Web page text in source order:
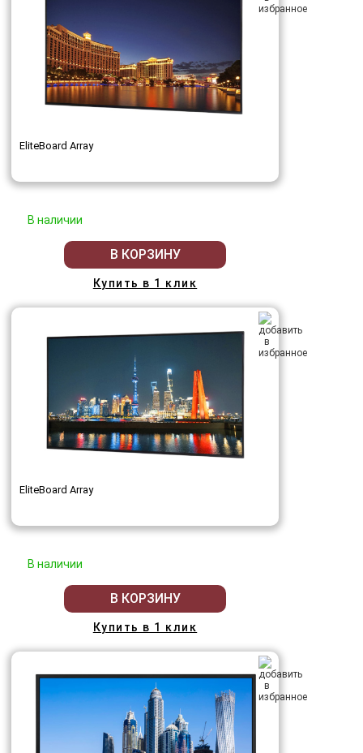
EliteBoard Array
В наличии
В КОРЗИНУ
Купить в 1 клик
EliteBoard Array
В наличии
В КОРЗИНУ
Купить в 1 клик